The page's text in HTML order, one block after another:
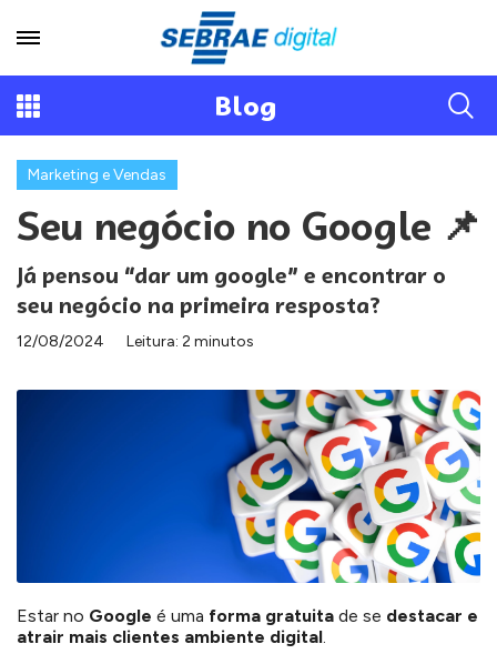
Blog
Marketing e Vendas
Seu negócio no Google 📌
Já pensou “dar um google” e encontrar o
seu negócio na primeira resposta?
12/08/2024 Leitura: 2 minutos
Estar no Google é uma forma gratuita de se destacar e
atrair mais clientes ambiente digital.